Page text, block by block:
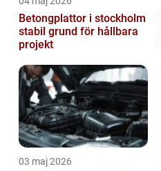
Betongplattor i stockholm
stabil grund för hållbara
projekt
03 maj 2026